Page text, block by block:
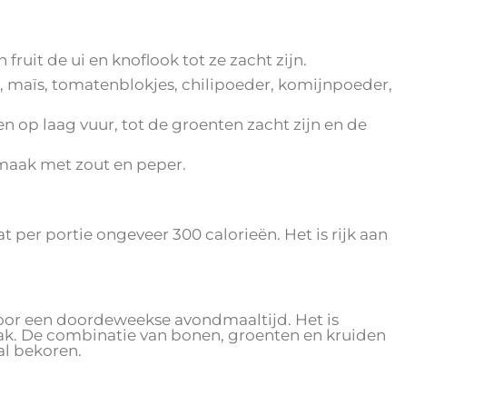
fruit de ui en knoflook tot ze zacht zijn.
maïs, tomatenblokjes, chilipoeder, komijnpoeder,
op laag vuur, tot de groenten zacht zijn en de
met zout en peper.
per portie ongeveer 300 calorieën. Het is rijk aan
een doordeweekse avondmaaltijd. Het is
De combinatie van bonen, groenten en kruiden
bekoren.